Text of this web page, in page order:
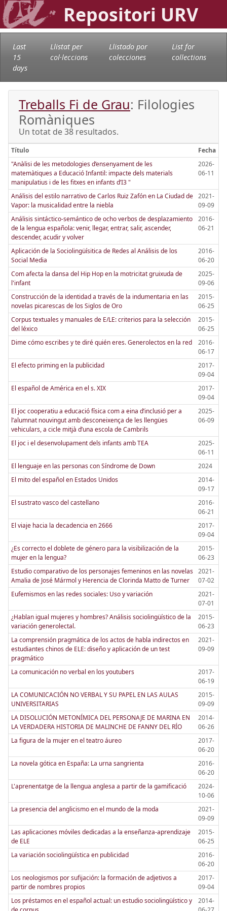
Repositori URV
Last
15
days
Llistat per
col·leccions
Llistado por
colecciones
List for
collections
Treballs Fi de Grau: Filologies
Romàniques
Un totat de 38 resultados.
Título
Fecha
"Anàlisi de les metodologies d’ensenyament de les
matemàtiques a Educació Infantil: impacte dels materials
manipulatius i de les fitxes en infants d’I3 "
2026-
06-11
Análisis del estilo narrativo de Carlos Ruiz Zafón en La Ciudad de
Vapor: la musicalidad entre la niebla
2021-
09-09
Análisis sintáctico-semántico de ocho verbos de desplazamiento
de la lengua española: venir, llegar, entrar, salir, ascender,
descender, acudir y volver
2016-
06-21
Aplicación de la Sociolingüísitica de Redes al Análisis de los
Social Media
2016-
06-20
Com afecta la dansa del Hip Hop en la motricitat gruixuda de
l'infant
2025-
09-06
Construcción de la identidad a través de la indumentaria en las
novelas picarescas de los Siglos de Oro
2015-
06-25
Corpus textuales y manuales de E/LE: criterios para la selección
del léxico
2015-
06-25
Dime cómo escribes y te diré quién eres. Generolectos en la red
2016-
06-17
El efecto priming en la publicidad
2017-
09-04
El español de América en el s. XIX
2017-
09-04
El joc cooperatiu a educació física com a eina d’inclusió per a
l’alumnat nouvingut amb desconeixença de les llengües
vehiculars, a cicle mitjà d’una escola de Cambrils
2025-
06-09
El joc i el desenvolupament dels infants amb TEA
2025-
06-11
El lenguaje en las personas con Síndrome de Down
2024
El mito del español en Estados Unidos
2014-
09-17
El sustrato vasco del castellano
2016-
06-21
El viaje hacia la decadencia en 2666
2017-
09-04
¿Es correcto el doblete de género para la visibilización de la
mujer en la lengua?
2015-
06-23
Estudio comparativo de los personajes femeninos en las novelas
Amalia de José Mármol y Herencia de Clorinda Matto de Turner
2021-
07-02
Eufemismos en las redes sociales: Uso y variación
2021-
07-01
¿Hablan igual mujeres y hombres? Análisis sociolingüístico de la
variación generolectal.
2015-
06-23
La comprensión pragmática de los actos de habla indirectos en
estudiantes chinos de ELE: diseño y aplicación de un test
pragmático
2021-
09-09
La comunicación no verbal en los youtubers
2017-
06-19
LA COMUNICACIÓN NO VERBAL Y SU PAPEL EN LAS AULAS
UNIVERSITARIAS
2015-
09-09
LA DISOLUCIÓN METONÍMICA DEL PERSONAJE DE MARINA EN
LA VERDADERA HISTORIA DE MALINCHE DE FANNY DEL RÍO
2014-
06-26
La figura de la mujer en el teatro áureo
2017-
06-20
La novela gótica en España: La urna sangrienta
2016-
06-20
L'aprenentatge de la llengua anglesa a partir de la gamificació
2024-
10-06
La presencia del anglicismo en el mundo de la moda
2021-
09-09
Las aplicaciones móviles dedicadas a la enseñanza-aprendizaje
de ELE
2015-
06-25
La variación sociolingüística en publicidad
2016-
06-20
Los neologismos por sufijación: la formación de adjetivos a
partir de nombres propios
2017-
09-04
Los préstamos en el español actual: un estudio sociolingüístico y
2014-